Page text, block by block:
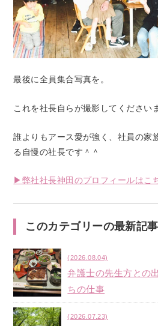
最後に全員集合写真を。
これを社長自らが撮影してください
誰よりもアース愛が強く、社員の家
る自慢の社長です＾＾
▶︎弊社社長神田のプロフィールはこ
このカテゴリーの最新記事
(2026.08.04)
弁護士の先生方との
ちの仕事
(2026.07.23)